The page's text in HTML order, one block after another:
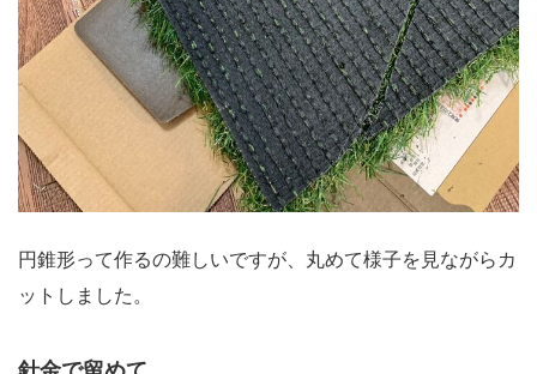
円錐形って作るの難しいですが、丸めて様子を見ながらカ
ットしました。